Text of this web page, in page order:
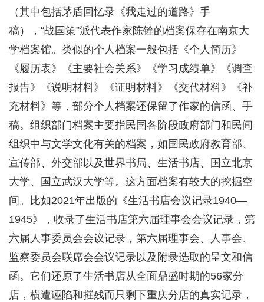
（其中包括茅盾回忆录《我走过的道路》手
稿），“战国策”派代表作家陈铨的档案保存在南京大
学档案馆。类似的个人档案一般包括《个人简历》
《履历表》《主要社会关系》《学习成绩单》《调查
报告》《说明材料》《证明材料》《交代材料》《补
充材料》等，部分个人档案还保留了作家的信函、手
稿。组织部门档案主要指民国各阶段政府部门和民间
组织中与文学文化有关的档案，如国民政府教育部、
宣传部、外交部以及世界书局、生活书店、国立北京
大学、国立武汉大学等。这方面档案有较大的挖掘空
间。比如2021年出版的《生活书店会议记录1940—
1945》，收录了生活书店第六届理事会会议记录，第
六届人事委员会会议记录，第六届理事会、人事会、
监察委员会联席会会议记录以及附录选取的呈文和信
函。它们还原了生活书店从全面鼎盛时期的56家分
店，横遭诬陷和摧残而只剩下重庆分店的真实记录，